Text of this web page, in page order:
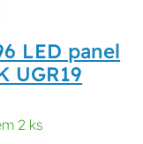
LED panel
UGR19
2 ks